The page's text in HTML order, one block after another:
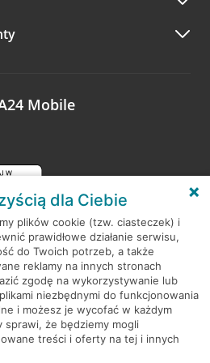
się z nami opinią o wizycie.
Mobile
dla Ciebie
plików cookie (tzw. ciasteczek) i
prawidłowe działanie serwisu,
do Twoich potrzeb, a także
reklamy na innych stronach
zgodę na wykorzystywanie lub
niezbędnymi do funkcjonowania
i możesz je wycofać w każdym
sprawi, że będziemy mogli
treści i oferty na tej i innych